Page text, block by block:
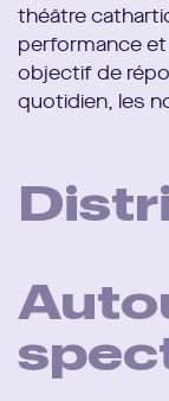
théâtre
performance
objectif de
quotidien, les
l’ensemble des
Conception et
Fareen
Gramond, Mélo